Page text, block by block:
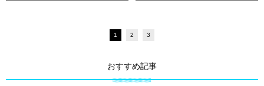
1 2 3
おすすめ記事